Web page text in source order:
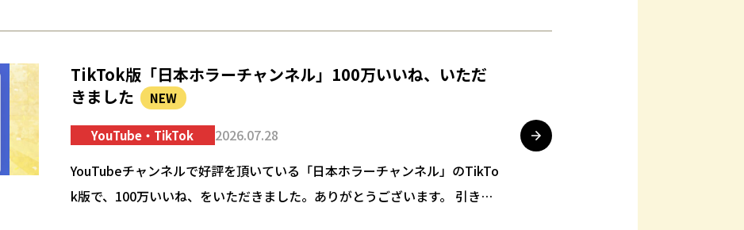
TikTok版「日本ホラーチャンネル」100万いいね、いただ
きました
NEW
YouTube・TikTok
2026.07.28
YouTubeチャンネルで好評を頂いている「日本ホラーチャンネル」のTikTo
k版で、100万いいね、をいただきました。ありがとうございます。 引き続